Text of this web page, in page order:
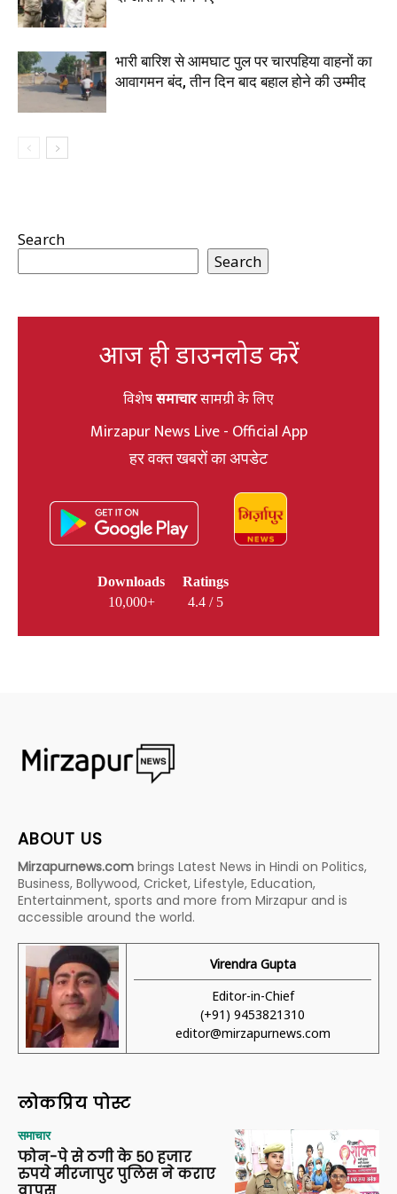
भारी बारिश से आमघाट पुल पर चारपहिया वाहनों का
आवागमन बंद, तीन दिन बाद बहाल होने की उम्मीद
Search
Search
आज ही डाउनलोड करें
विशेषसमाचारसामग्री के लिए
Mirzapur News Live - Official App
हर वक्त खबरों का अपडेट
Downloads
10,000+
Ratings
4.4 / 5
ABOUT US
Mirzapurnews.com brings Latest News in Hindi on Politics,
Business, Bollywood, Cricket, Lifestyle, Education,
Entertainment, sports and more from Mirzapur and is
accessible around the world.
Virendra Gupta
Editor-in-Chief
(+91) 9453821310
editor@mirzapurnews.com
लोकप्रिय पोस्ट
समाचार
फोन-पे से ठगी के 50 हजार
रुपये मीरजापुर पुलिस ने कराए